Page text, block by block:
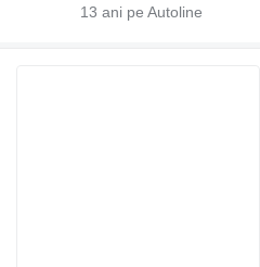
13 ani pe Autoline